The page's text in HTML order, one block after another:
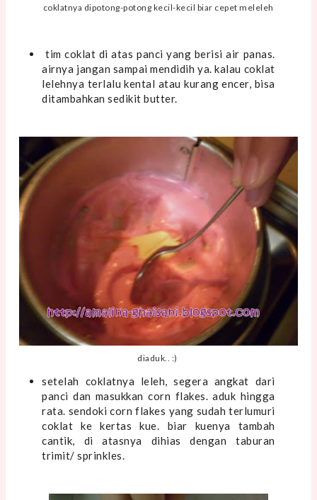
coklatnya dipotong-potong kecil-kecil biar cepet meleleh
tim coklat di atas panci yang berisi air panas.
airnya jangan sampai mendidih ya. kalau coklat
lelehnya terlalu kental atau kurang encer, bisa
ditambahkan sedikit butter.
diaduk.. :)
setelah coklatnya leleh, segera angkat dari
panci dan masukkan corn flakes. aduk hingga
rata. sendoki corn flakes yang sudah terlumuri
coklat ke kertas kue. biar kuenya tambah
cantik, di atasnya dihias dengan taburan
trimit/ sprinkles.